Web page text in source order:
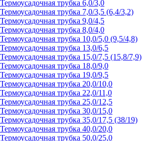
Термоусадочная трубка 6,0/3,0
Термоусадочная трубка 7,0/3,5 (6,4/3,2)
Термоусадочная трубка 9,0/4,5
Термоусадочная трубка 8,0/4,0
Термоусадочная трубка 10,0/5,0 (9,5/4,8)
Термоусадочная трубка 13,0/6,5
Термоусадочная трубка 15,0/7,5 (15,8/7,9)
Термоусадочная трубка 18,0/9,0
Термоусадочная трубка 19,0/9,5
Термоусадочная трубка 20,0/10,0
Термоусадочная трубка 22,0/11,0
Термоусадочная трубка 25,0/12,5
Термоусадочная трубка 30,0/15,0
Термоусадочная трубка 35,0/17,5 (38/19)
Термоусадочная трубка 40,0/20,0
Термоусадочная трубка 50,0/25,0